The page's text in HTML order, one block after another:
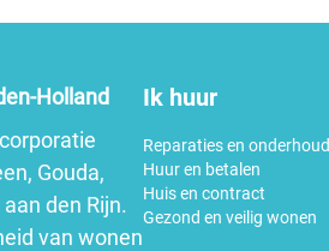
Holland
Gouda,
den Rijn.
van wonen
Ik huur
Reparaties en onderhoud
Huur en betalen
Huis en contract
Gezond en veilig wonen